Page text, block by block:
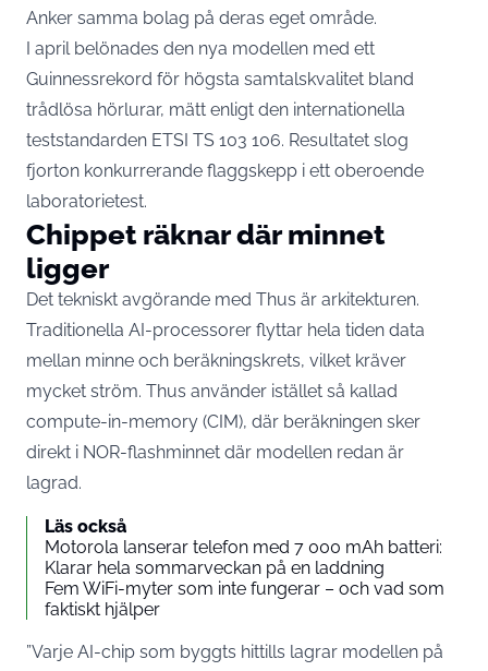
Anker samma bolag på deras eget område.
I april belönades den nya modellen med ett
Guinnessrekord för högsta samtalskvalitet bland
trådlösa hörlurar, mätt enligt den internationella
teststandarden ETSI TS 103 106. Resultatet slog
fjorton konkurrerande flaggskepp i ett oberoende
laboratorietest.
Chippet räknar där minnet
ligger
Det tekniskt avgörande med Thus är arkitekturen.
Traditionella AI-processorer flyttar hela tiden data
mellan minne och beräkningskrets, vilket kräver
mycket ström. Thus använder istället så kallad
compute-in-memory (CIM), där beräkningen sker
direkt i NOR-flashminnet där modellen redan är
lagrad.
Läs också
Motorola lanserar telefon med 7 000 mAh batteri:
Klarar hela sommarveckan på en laddning
Fem WiFi-myter som inte fungerar – och vad som
faktiskt hjälper
”Varje AI-chip som byggts hittills lagrar modellen på